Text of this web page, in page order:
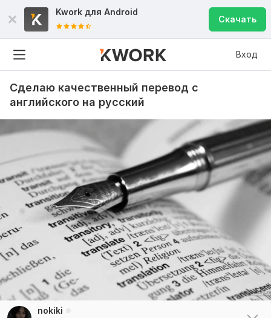
Kwork для Android
Скачать
Вход
Сделаю качественный перевод с
английского на русский
nokiki